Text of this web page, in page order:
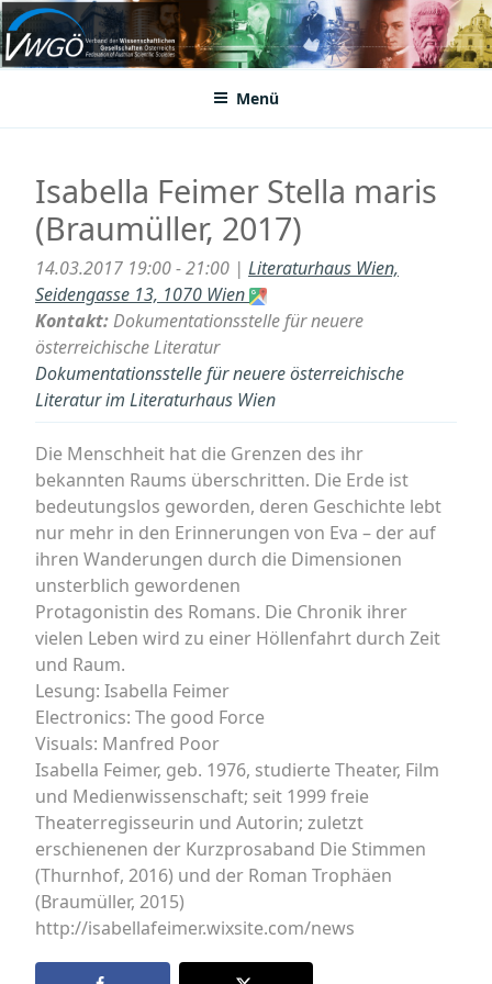
Zum
Inhalt
springenVWGÖ
Federation of Austrian Scientific Societies
Menü
Isabella Feimer Stella maris
(Braumüller, 2017)
14.03.2017 19:00 - 21:00 | Literaturhaus Wien,
Seidengasse 13, 1070 Wien
Kontakt:Dokumentationsstelle für neuere
österreichische Literatur
Dokumentationsstelle für neuere österreichische
Literatur im Literaturhaus Wien
Die Menschheit hat die Grenzen des ihr
bekannten Raums überschritten. Die Erde ist
bedeutungslos geworden, deren Geschichte lebt
nur mehr in den Erinnerungen von Eva – der auf
ihren Wanderungen durch die Dimensionen
unsterblich gewordenen
Protagonistin des Romans. Die Chronik ihrer
vielen Leben wird zu einer Höllenfahrt durch Zeit
und Raum.
Lesung: Isabella Feimer
Electronics: The good Force
Visuals: Manfred Poor
Isabella Feimer, geb. 1976, studierte Theater, Film
und Medienwissenschaft; seit 1999 freie
Theaterregisseurin und Autorin; zuletzt
erschienenen der Kurzprosaband Die Stimmen
(Thurnhof, 2016) und der Roman Trophäen
(Braumüller, 2015)
http://isabellafeimer.wixsite.com/news